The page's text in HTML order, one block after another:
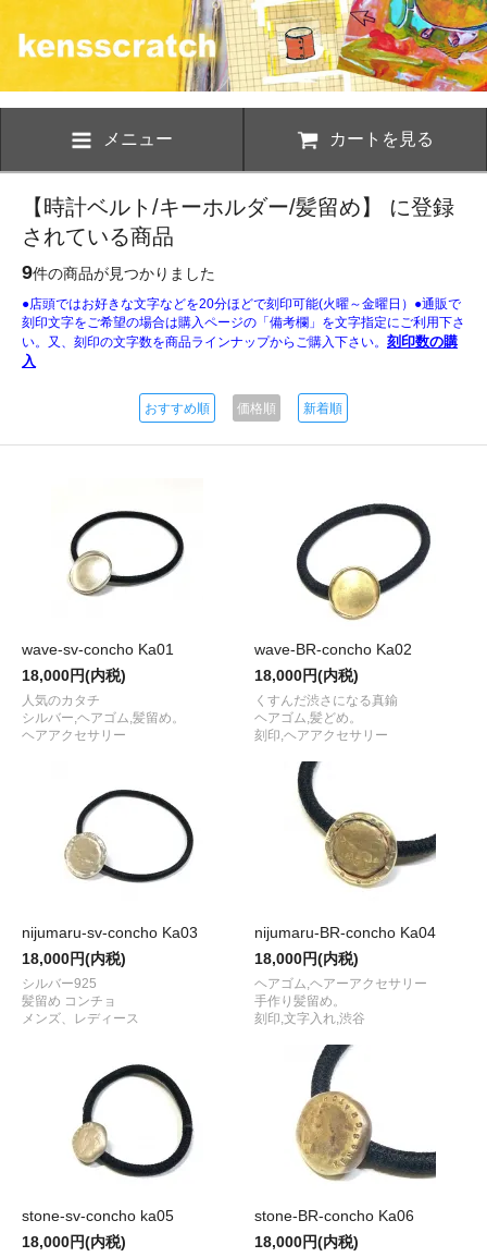
メニュー カートを見る
【時計ベルト/キーホルダー/髪留め】 に登録
されている商品
9件の商品が見つかりました
●店頭ではお好きな文字などを20分ほどで刻印可能(火曜～金曜日）●通販で
刻印文字をご希望の場合は購入ページの「備考欄」を文字指定にご利用下さ
い。又、刻印の文字数を商品ラインナップからご購入下さい。 刻印数の購
入
おすすめ順 価格順 新着順
wave-sv-concho Ka01
18,000円(内税)
人気のカタチ
シルバー,ヘアゴム,髪留め。
ヘアアクセサリー
wave-BR-concho Ka02
18,000円(内税)
くすんだ渋さになる真鍮
ヘアゴム,髪どめ。
刻印,ヘアアクセサリー
nijumaru-sv-concho Ka03
18,000円(内税)
シルバー925
髪留め コンチョ
メンズ、レディース
nijumaru-BR-concho Ka04
18,000円(内税)
ヘアゴム,ヘアーアクセサリー
手作り髪留め。
刻印,文字入れ,渋谷
stone-sv-concho ka05
18,000円(内税)
stone-BR-concho Ka06
18,000円(内税)